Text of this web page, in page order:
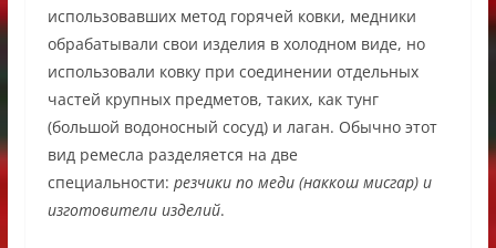
использовавших метод горячей ковки, медники
обрабатывали свои изделия в холодном виде, но
использовали ковку при соединении отдельных
частей крупных предметов, таких, как тунг
(большой водоносный сосуд) и лаган. Обычно этот
вид ремесла разделяется на две
специальности: резчики по меди (наккош мисгар) и
изготовители изделий.